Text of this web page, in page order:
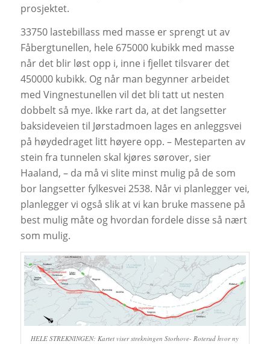
prosjektet.
33750 lastebillass med masse er sprengt ut av
Fåbergtunellen, hele 675000 kubikk med masse
når det blir løst opp i, inne i fjellet tilsvarer det
450000 kubikk. Og når man begynner arbeidet
med Vingnestunellen vil det bli tatt ut nesten
dobbelt så mye. Ikke rart da, at det langsetter
baksideveien til Jørstadmoen lages en anleggsvei
på høydedraget litt høyere opp. – Mesteparten av
stein fra tunnelen skal kjøres sørover, sier
Haaland, – da må vi slite minst mulig på de som
bor langsetter fylkesvei 2538. Når vi planlegger vei,
planlegger vi også slik at vi kan bruke massene på
best mulig måte og hvordan fordele disse så nært
som mulig.
HELE STREKNINGEN: Kartet viser strekningen Storhove- Roterud hvor ny